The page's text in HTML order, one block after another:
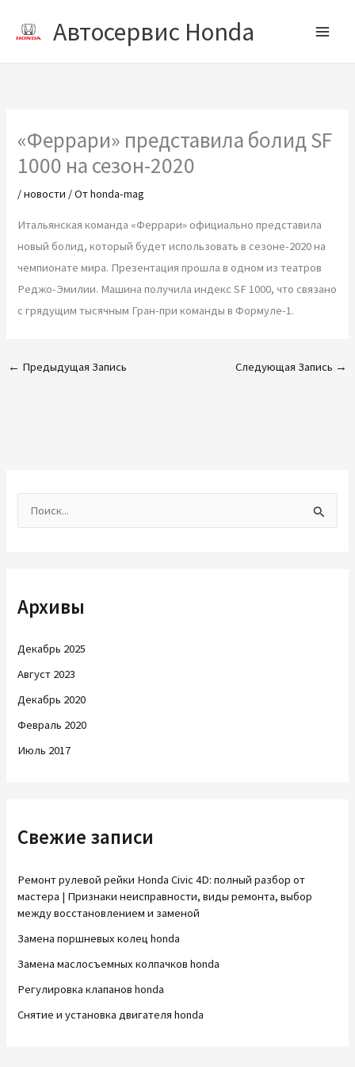
Автосервис Honda
«Феррари» представила болид SF
1000 на сезон-2020
/новости / Отhonda-mag
Итальянская команда «Феррари» официально представила
новый болид, который будет использовать в сезоне-2020 на
чемпионате мира. Презентация прошла в одном из театров
Реджо-Эмилии. Машина получила индекс SF 1000, что связано
с грядущим тысячным Гран-при команды в Формуле-1.
← Предыдущая Запись Следующая Запись →
к
Архивы
Декабрь 2025
Август 2023
Декабрь 2020
Февраль 2020
Июль 2017
Свежие записи
Ремонт рулевой рейки Honda Civic 4D: полный разбор от
мастера | Признаки неисправности, виды ремонта, выбор
между восстановлением и заменой
Замена поршневых колец honda
Замена маслосъемных колпачков honda
Регулировка клапанов honda
Снятие и установка двигателя honda